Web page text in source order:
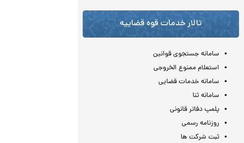
تالار خدمات قوه قضاییه
سامانه جستجوی قوانین
استعلام ممنوع الخروجی
سامانه خدمات قضایی
سامانه ثنا
پلمپ دفاتر قانونی
روزنامه رسمی
ثبت شرکت ها